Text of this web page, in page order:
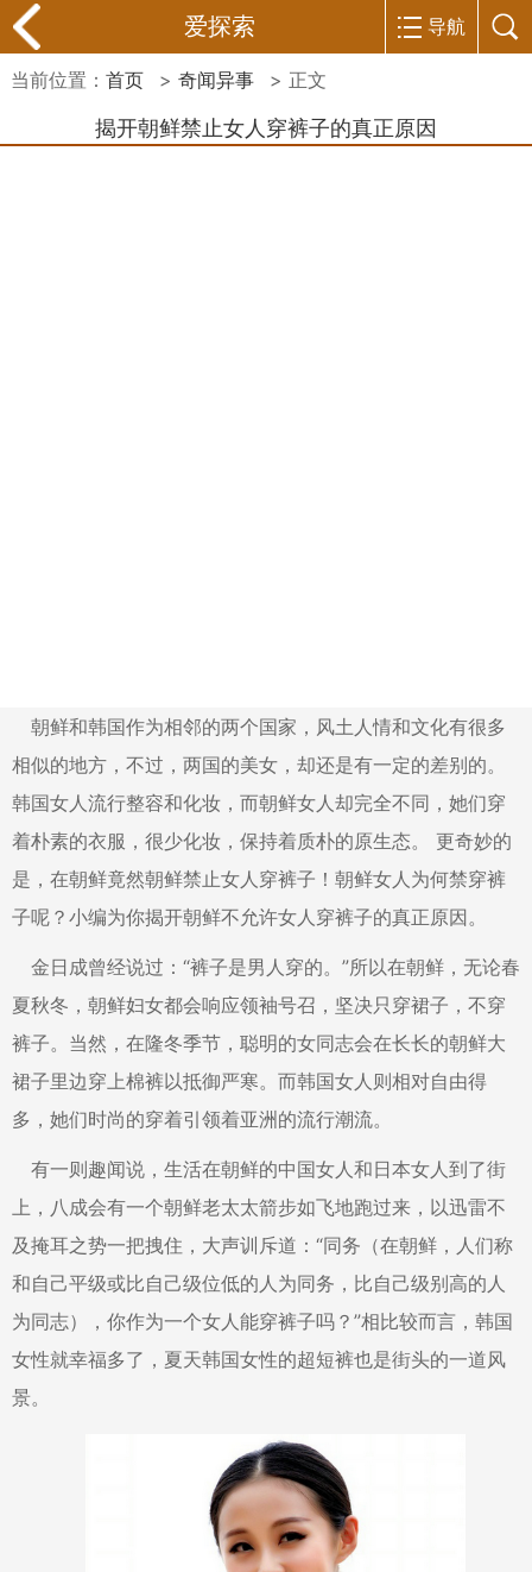
爱探索 导航
当前位置： 首页 > 奇闻异事 > 正文
揭开朝鲜禁止女人穿裤子的真正原因
朝鲜和韩国作为相邻的两个国家，风土人情和文化有很多
相似的地方，不过，两国的美女，却还是有一定的差别的。
韩国女人流行整容和化妆，而朝鲜女人却完全不同，她们穿
着朴素的衣服，很少化妆，保持着质朴的原生态。 更奇妙的
是，在朝鲜竟然朝鲜禁止女人穿裤子！朝鲜女人为何禁穿裤
子呢？小编为你揭开朝鲜不允许女人穿裤子的真正原因。
金日成曾经说过：“裤子是男人穿的。”所以在朝鲜，无论春
夏秋冬，朝鲜妇女都会响应领袖号召，坚决只穿裙子，不穿
裤子。当然，在隆冬季节，聪明的女同志会在长长的朝鲜大
裙子里边穿上棉裤以抵御严寒。而韩国女人则相对自由得
多，她们时尚的穿着引领着亚洲的流行潮流。
有一则趣闻说，生活在朝鲜的中国女人和日本女人到了街
上，八成会有一个朝鲜老太太箭步如飞地跑过来，以迅雷不
及掩耳之势一把拽住，大声训斥道：“同务（在朝鲜，人们称
和自己平级或比自己级位低的人为同务，比自己级别高的人
为同志），你作为一个女人能穿裤子吗？”相比较而言，韩国
女性就幸福多了，夏天韩国女性的超短裤也是街头的一道风
景。